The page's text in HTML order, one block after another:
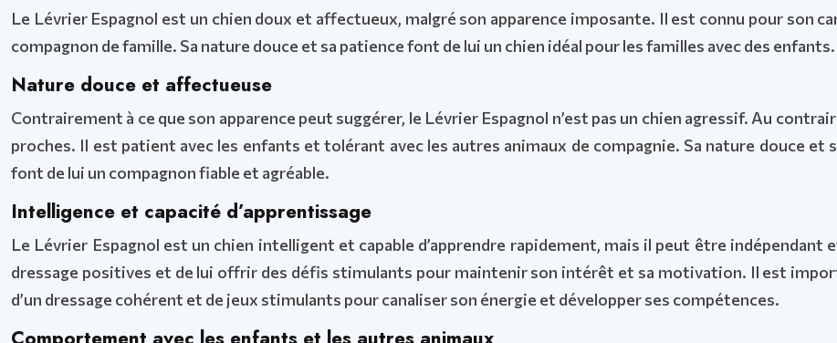
Le Lévrier Espagnol est un chien doux et affectueux, malgré son apparence imposante. Il est connu pour son
compagnon de famille. Sa nature douce et sa patience font de lui un chien idéal pour les familles avec des enfants.
Nature douce et affectueuse
Contrairement à ce que son apparence peut suggérer, le Lévrier Espagnol n’est pas un chien agressif. Au
proches. Il est patient avec les enfants et tolérant avec les autres animaux de compagnie. Sa nature douce et
font de lui un compagnon fiable et agréable.
Intelligence et capacité d’apprentissage
Le Lévrier Espagnol est un chien intelligent et capable d’apprendre rapidement, mais il peut être
dressage positives et de lui offrir des défis stimulants pour maintenir son intérêt et sa motivation. Il est
d’un dressage cohérent et de jeux stimulants pour canaliser son énergie et développer ses compétences.